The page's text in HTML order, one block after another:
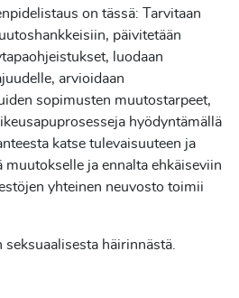
on tässä: Tarvitaan
päivitetään
luodaan
arvioidaan
sopimusten muutostarpeet,
hyödyntämällä
katse tulevaisuuteen ja
muutokselle ja ennalta ehkäiseviin
yhteinen neuvosto toimii
häirinnästä.